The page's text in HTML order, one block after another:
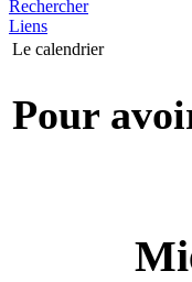
Rechercher
Liens
Le calendrier
Pour